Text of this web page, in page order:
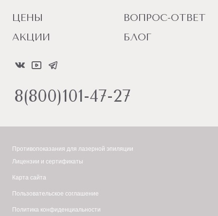
ЦЕНЫ
АКЦИИ
ВОПРОС-ОТВЕТ
БЛОГ
8(800)101-47-27
Противопоказания для лазерной эпиляции
Лицензии и сертификаты
Карта сайта
Пользовательское соглашение
Политика конфиденциальности